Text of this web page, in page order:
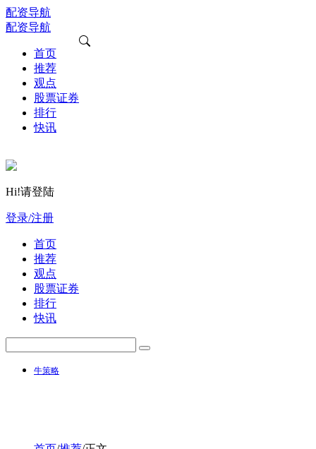
配资导航
配资导航
首页
推荐
观点
股票证券
排行
快讯
Hi!请登陆
登录/注册
首页
推荐
观点
股票证券
排行
快讯
牛策略